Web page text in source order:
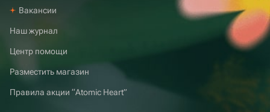
Вакансии
Наш журнал
Центр помощи
Разместить магазин
Правила акции “Atomic Heart”